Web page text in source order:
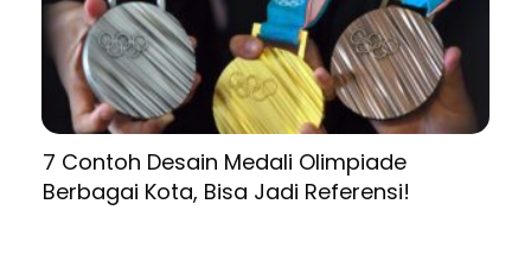
7 Contoh Desain Medali Olimpiade
Berbagai Kota, Bisa Jadi Referensi!